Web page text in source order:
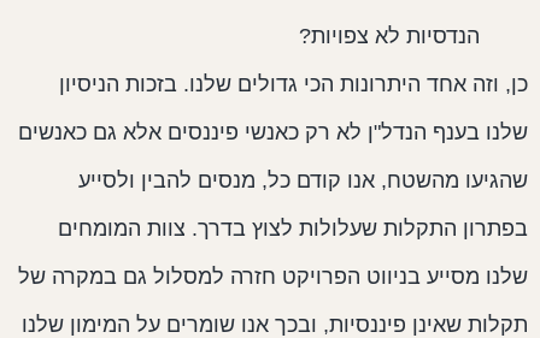
הנדסיות לא צפויות?
וזה אחד היתרונות הכי גדולים שלנו. בזכות הניסיון
בענף הנדל"ן לא רק כאנשי פיננסים אלא גם כאנשים
מהשטח, אנו קודם כל, מנסים להבין ולסייע
התקלות שעלולות לצוץ בדרך. צוות המומחים
מסייע בניווט הפרויקט חזרה למסלול גם במקרה של
שאינן פיננסיות, ובכך אנו שומרים על המימון שלנו